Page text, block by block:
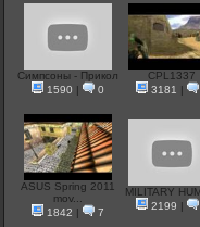
Симпсоны - Прикол
1590 | 0
CPL1337
3181 |
ASUS Spring 2011
mov...
1842 | 7
MILITARY
2199 |